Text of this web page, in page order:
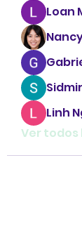
Loan
Sidmir
Linh
Ver todos